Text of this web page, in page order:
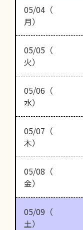
05/04（
月）
05/05（
火）
05/06（
水）
05/07（
木）
05/08（
金）
05/09（
土）